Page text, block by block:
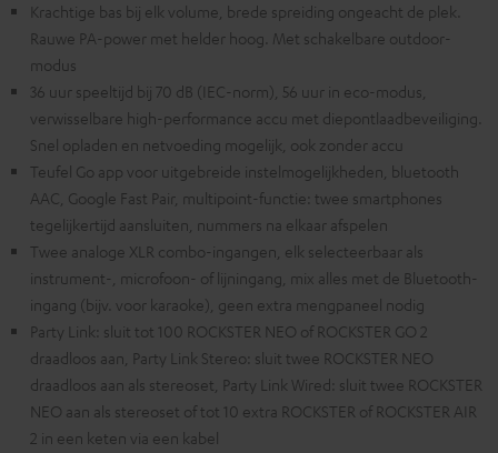
Krachtige bas bij elk volume, brede spreiding ongeacht de plek.
Rauwe PA-power met helder hoog. Met schakelbare outdoor-
modus
36 uur speeltijd bij 70 dB (IEC-norm), 56 uur in eco-modus,
verwisselbare high-performance accu met diepontlaadbeveiliging.
Snel opladen en netvoeding mogelijk, ook zonder accu
Teufel Go app voor uitgebreide instelmogelijkheden, bluetooth
AAC, Google Fast Pair, multipoint-functie: twee smartphones
tegelijkertijd aansluiten, nummers na elkaar afspelen
Twee analoge XLR combo-ingangen, elk selecteerbaar als
instrument-, microfoon- of lijningang, mix alles met de Bluetooth-
ingang (bijv. voor karaoke), geen extra mengpaneel nodig
Party Link: sluit tot 100 ROCKSTER NEO of ROCKSTER GO 2
draadloos aan, Party Link Stereo: sluit twee ROCKSTER NEO
draadloos aan als stereoset, Party Link Wired: sluit twee ROCKSTER
NEO aan als stereoset of tot 10 extra ROCKSTER of ROCKSTER AIR
2 in een keten via een kabel